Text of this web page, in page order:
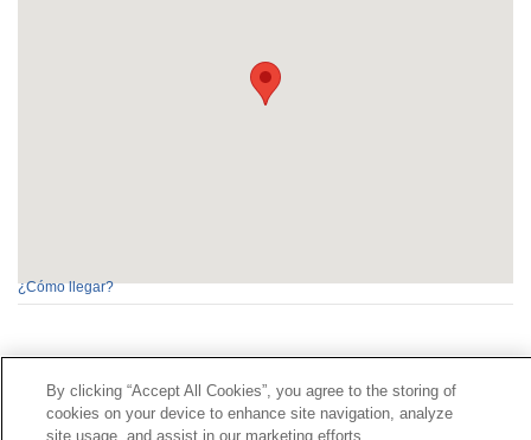
¿Cómo llegar?
Línea Universal 900 203 203 |Zona Privada Comisión de
Prestaciones Especiales|Zona Privada Proveedor
By clicking “Accept All Cookies”, you agree to the storing of
cookies on your device to enhance site navigation, analyze
site usage, and assist in our marketing efforts.